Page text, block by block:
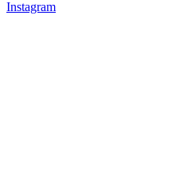
Instagram